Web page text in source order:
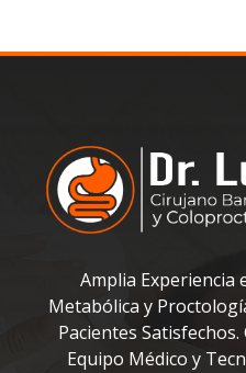
Amplia Experiencia
Metabólica y
Pacientes
Equipo Médico y